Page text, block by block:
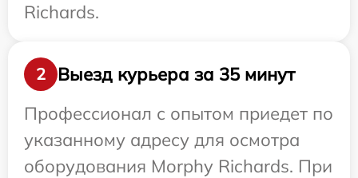
Richards.
2
Выезд курьера за 35 минут
Профессионал с опытом приедет по
указанному адресу для осмотра
оборудования Morphy Richards. При